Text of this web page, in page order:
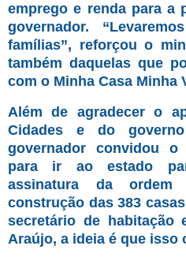
emprego e renda para a
governador.
famílias”, reforçou o
também daquelas que
com o Minha Casa Minha
Além de agradecer o
Cidades e do
governador convidou
para ir ao estado
assinatura da
construção das 383
secretário de habitação
Araújo, a ideia é que isso